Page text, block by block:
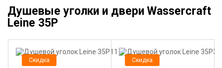
Душевые уголки и двери Wassercraft
Leine 35P
Скидка Скидка